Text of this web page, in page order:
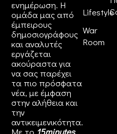
ενημέρωση. Η
ομάδα μας από
έμπειρους
δημοσιογράφους
και αναλυτές
εργάζεται
ακούραστα για
να σας παρέχει
τα πιο πρόσφατα
νέα, με έμφαση
στην αλήθεια και
την
αντικειμενικότητα.
Με το 15minutes,
Lifestyle
War
Room